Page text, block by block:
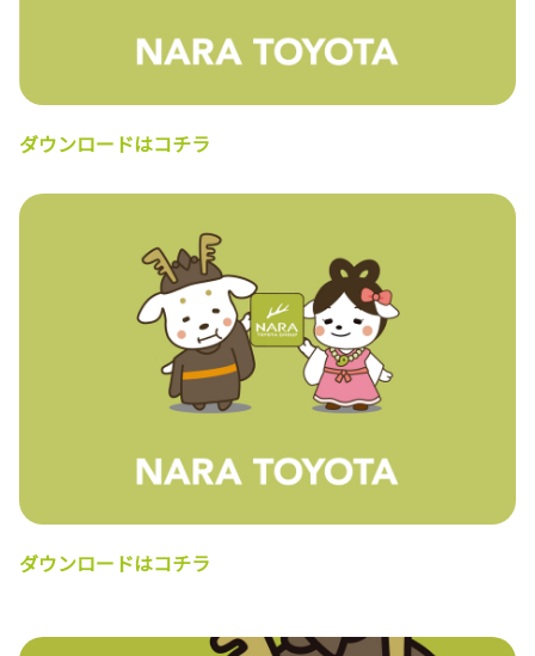
ダウンロードはコチラ
ダウンロードはコチラ